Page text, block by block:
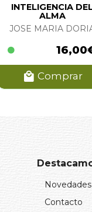
INTELIGENCIA
ALMA
JOSE MARIA
Comprar
Novedades
Contacto